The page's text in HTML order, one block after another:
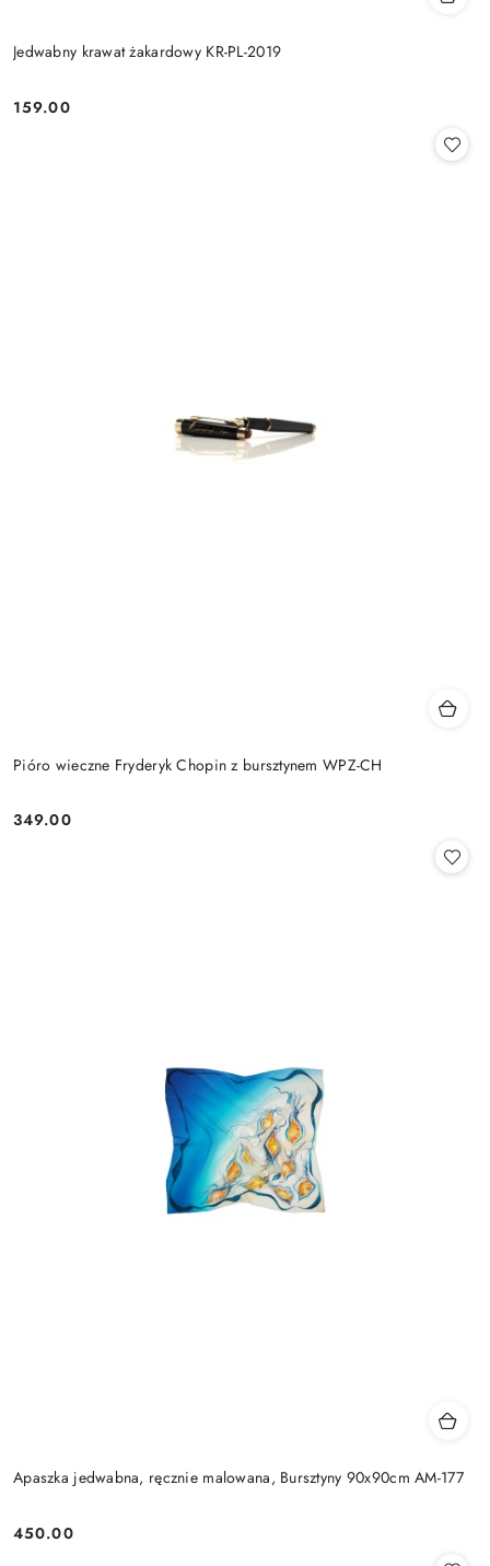
Jedwabny krawat żakardowy KR-PL-2019
Cena:
159.00
Pióro wieczne Fryderyk Chopin z bursztynem WPZ-CH
Cena:
349.00
Apaszka jedwabna, ręcznie malowana, Bursztyny 90x90cm AM-177
Cena:
450.00